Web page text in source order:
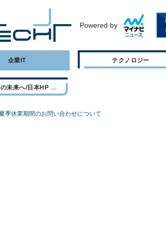
Powered by
企業IT テクノロジー
未来へ/日本HP
季休業期間のお問い合わせについて